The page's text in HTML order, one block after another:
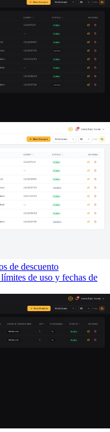
de descuento
de uso y fechas de